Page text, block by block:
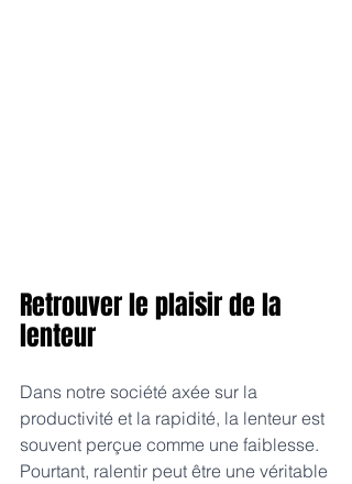
Retrouver le plaisir de la
lenteur
Dans notre société axée sur la
productivité et la rapidité, la lenteur est
souvent perçue comme une faiblesse.
Pourtant, ralentir peut être une véritable